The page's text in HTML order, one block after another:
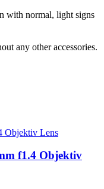
with normal, light signs
any other accessories.
f1.4 Objektiv